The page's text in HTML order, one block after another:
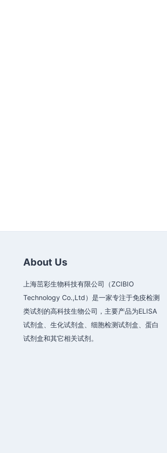
About Us
上海茁彩生物科技有限公司（ZCIBIO
Technology Co.,Ltd）是一家专注于免疫检测
类试剂的高科技生物公司，主要产品为ELISA
试剂盒、生化试剂盒、细胞检测试剂盒、蛋白
试剂盒和其它相关试剂。